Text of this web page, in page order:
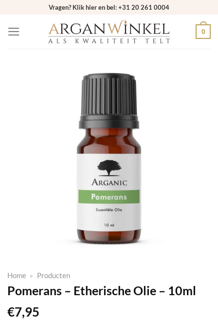
inhoud
Vragen? Klik hier en bel: +31 20 261 0004
0
Home » Producten
Pomerans – Etherische Olie – 10ml
€7,95